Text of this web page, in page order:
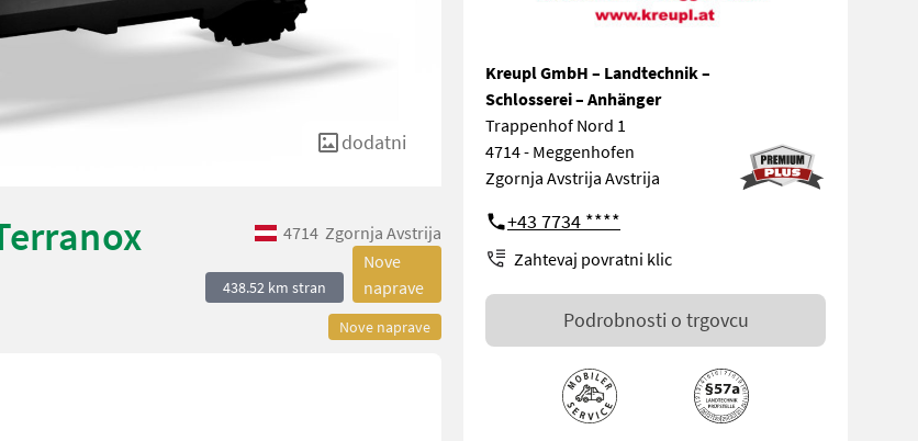
dodatni
4714 Zgornja Avstrija
438.52 km stran
Nove
naprave
Nove naprave
Kreupl GmbH – Landtechnik –
Schlosserei – Anhänger
Trappenhof Nord 1
4714 - Meggenhofen
Zgornja Avstrija Avstrija
+43 7734 ****
Zahtevaj povratni klic
Podrobnosti o trgovcu